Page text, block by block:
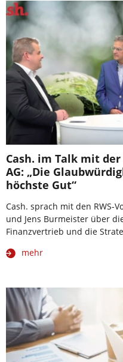
Cash. im Talk mit
AG: „Die
höchste Gut“
Cash. sprach mit den RWS-
und Jens Burmeister über
Finanzvertrieb und die
mehr